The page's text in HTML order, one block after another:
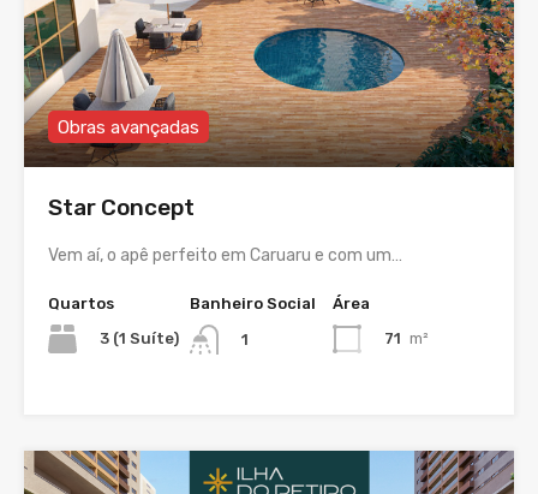
Obras avançadas
Star Concept
Vem aí, o apê perfeito em Caruaru e com um…
Quartos
3 (1 Suíte)
Banheiro Social
1
Área
71 m²